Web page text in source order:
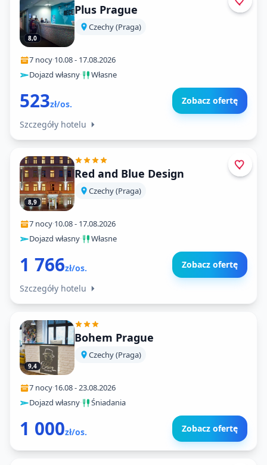
8,0
Plus Prague
Czechy (Praga)
7 nocy·10.08- 17.08.2026
Dojazd własny· Własne
523zł/os. Zobacz ofertę
Szczegóły hotelu
8,9
Red and Blue Design
Czechy (Praga)
7 nocy·10.08- 17.08.2026
Dojazd własny· Własne
1 766zł/os. Zobacz ofertę
Szczegóły hotelu
9,4
Bohem Prague
Czechy (Praga)
7 nocy·16.08-23.08.2026
Dojazd własny· Śniadania
1 000zł/os. Zobacz ofertę